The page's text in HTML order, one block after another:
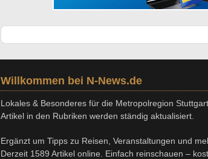
Willkommen bei N-News.de
Lokales & Besonderes für die Metropolregion
Artikel in den Rubriken werden ständig aktualisiert.
Ergänzt um Tipps zu Reisen, Veranstaltungen und
Derzeit 1589 Artikel online. Einfach reinschauen –